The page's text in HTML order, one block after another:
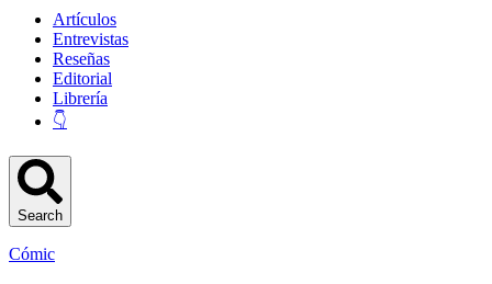
Artículos
Entrevistas
Reseñas
Editorial
Librería
👇
Search
Cómic